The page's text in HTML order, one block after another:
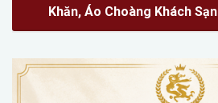
Khăn, Áo Choàng Khách Sạn